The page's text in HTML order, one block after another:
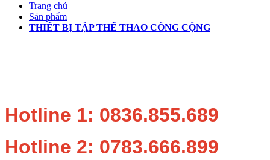
Trang chủ
Sản phẩm
THIẾT BỊ TẬP THỂ THAO CÔNG CỘNG
Hotline 1: 0836.855.689
Hotline 2: 0783.666.899